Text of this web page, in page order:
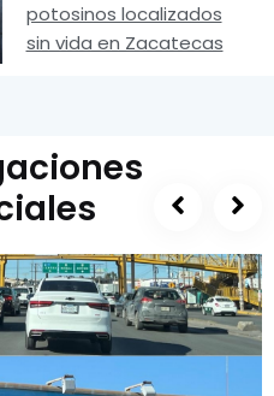
potosinos localizados
sin vida en Zacatecas